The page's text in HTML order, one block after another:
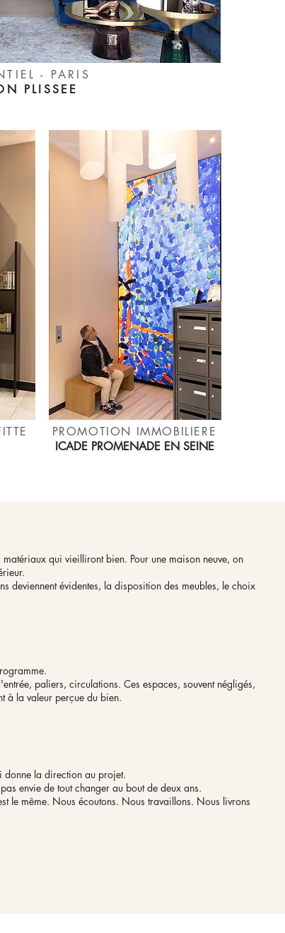
- PARIS
PLISSEE
PROMOTION IMMOBILIERE
ICADE PROMENADE EN SEINE
qui vieilliront bien. Pour une maison neuve, on
deviennent évidentes, la disposition des meubles, le choix
paliers, circulations. Ces espaces, souvent négligés,
à la valeur perçue du bien.
donne la direction au projet.
envie de tout changer au bout de deux ans.
le même. Nous écoutons. Nous travaillons. Nous livrons